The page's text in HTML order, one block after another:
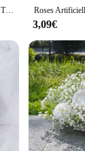
Roses Artificielles Bleu Royal, Têtes de Fleurs Décoratives pour Mariage, ixà Domicile, Décoration de Banquet, 8cm, 10 Pièces
3,09€